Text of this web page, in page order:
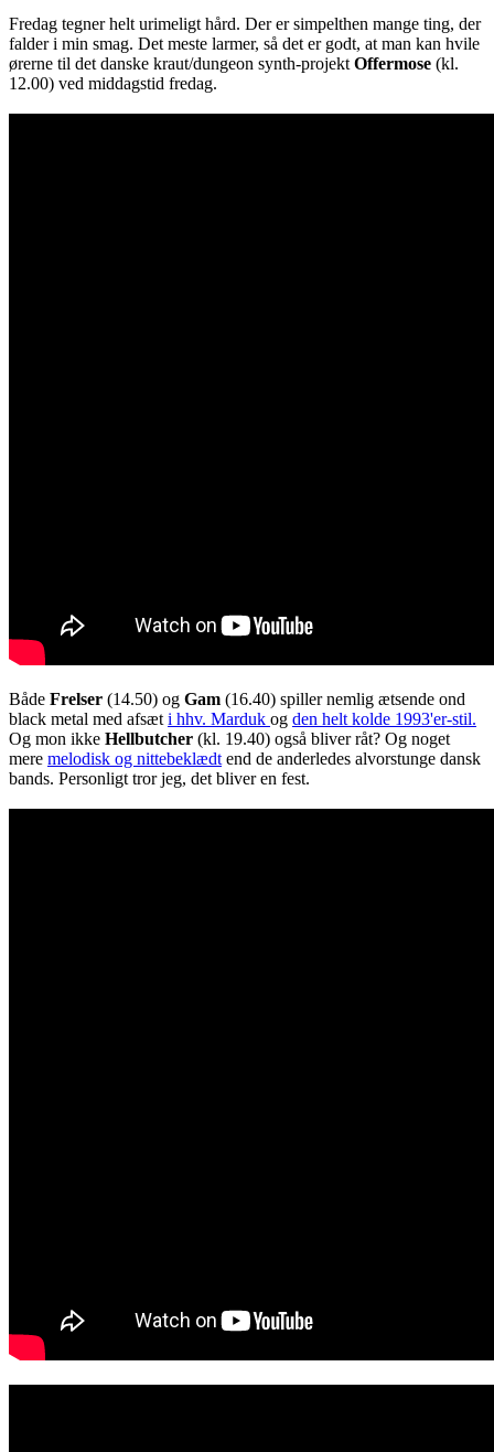
Fredag tegner helt urimeligt hård. Der er simpelthen mange ting, der
falder i min smag. Det meste larmer, så det er godt, at man kan hvile
ørerne til det danske kraut/dungeon synth-projekt Offermose (kl.
12.00) ved middagstid fredag.
Både Frelser (14.50) og Gam (16.40) spiller nemlig ætsende ond
black metal med afsæt i hhv. Marduk og den helt kolde 1993'er-stil.
Og mon ikke Hellbutcher (kl. 19.40) også bliver råt? Og noget
mere melodisk og nittebeklædt end de anderledes alvorstunge dansk
bands. Personligt tror jeg, det bliver en fest.